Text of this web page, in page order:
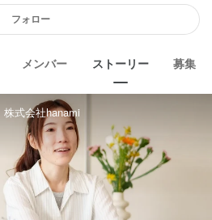
フォロー
メンバー ストーリー 募集
株式会社hanami